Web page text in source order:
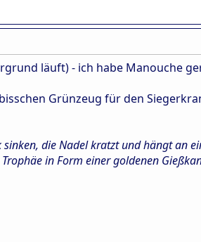
läuft) - ich habe Manouche
Grünzeug für den
die Nadel kratzt und hängt an
in Form einer goldenen